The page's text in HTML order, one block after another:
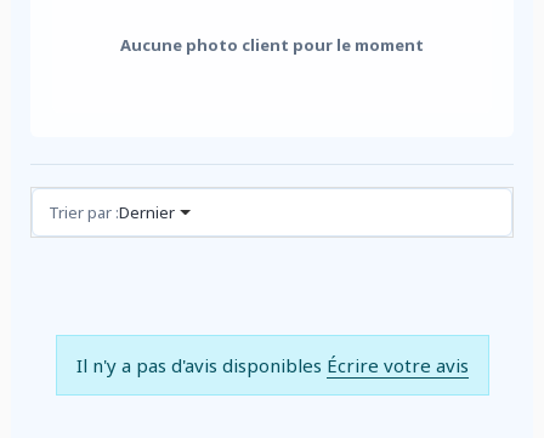
Aucune photo client pour le moment
Avis (0)
Trier par :Dernier
Il n'y a pas d'avis disponibles Écrire votre avis